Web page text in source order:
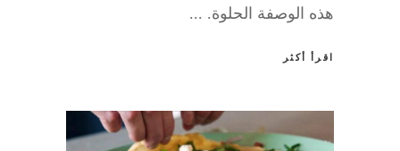
هذه الوصفة الحلوة.
اقرأ أكثر